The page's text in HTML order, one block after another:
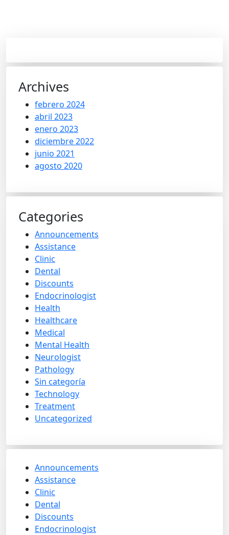
Archives
febrero 2024
abril 2023
enero 2023
diciembre 2022
junio 2021
agosto 2020
Categories
Announcements
Assistance
Clinic
Dental
Discounts
Endocrinologist
Health
Healthcare
Medical
Mental Health
Neurologist
Pathology
Sin categoría
Technology
Treatment
Uncategorized
Announcements
Assistance
Clinic
Dental
Discounts
Endocrinologist